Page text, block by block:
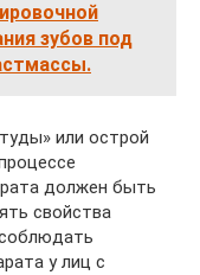
зубов под
или острой
должен быть
свойства
у лиц с